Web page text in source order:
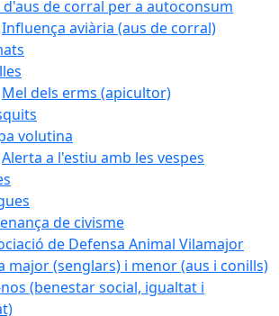
d'aus de corral per a autoconsum
Influença aviària (aus de corral)
Mel dels erms (apicultor)
volutina
Alerta a l'estiu amb les vespes
de civisme
de Defensa Animal Vilamajor
major (senglars) i menor (aus i conills)
(benestar social, igualtat i